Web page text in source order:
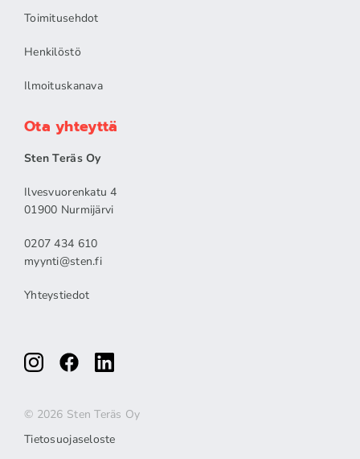
Toimitusehdot
Henkilöstö
Ilmoituskanava
Ota yhteyttä
Sten Teräs Oy
Ilvesvuorenkatu 4
01900 Nurmijärvi
0207 434 610
myynti@sten.fi
Yhteystiedot
© 2026 Sten Teräs Oy
Tietosuojaseloste